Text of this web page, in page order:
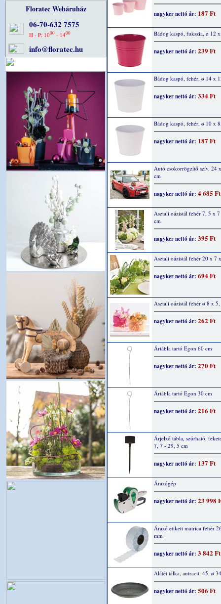
Floratec Webáruház
06-70-632 7575
H - P: 1000- 1400
info@floratec.hu
nagyker nettó ár: 187 Ft
Bádog kaspó, fukszia, ø 12
nagyker nettó ár: 239 Ft
Bádog kaspó, fehér, ø 14 x
nagyker nettó ár: 334 Ft
Bádog kaspó, fehér, ø 10 x
nagyker nettó ár: 187 Ft
Autó csokorrögzítő szív, 24
cm
nagyker nettó ár: 4 685 Ft
Asztali oázistál fehér 7, 5 x
cm
nagyker nettó ár: 395 Ft
Asztali oázistál fehér 20 x 7
nagyker nettó ár: 694 Ft
Asztali oázistál fehér ø 8 x
nagyker nettó ár: 262 Ft
Ártábla tartó Egon 60 cm
nagyker nettó ár: 270 Ft
Ártábla tartó Egon 30 cm
nagyker nettó ár: 216 Ft
Árjelző tábla, szúrható,
7, 7 - 29, 5 cm
nagyker nettó ár: 137 Ft
Árazógép
nagyker nettó ár: 23 998
Árazó etikett matrica fehér
mm
nagyker nettó ár: 3 842 Ft
Alátét tálka, antracit, 45, ø
nagyker nettó ár: 506 Ft